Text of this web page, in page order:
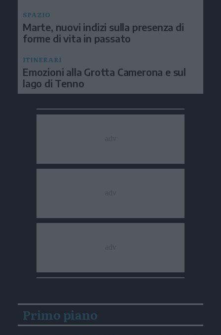
SPAZIO
Marte, nuovi indizi sulla presenza di
forme di vita in passato
ITINERARI
Emozioni alla Grotta Camerona e sul
lago di Tenno
Primo piano